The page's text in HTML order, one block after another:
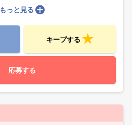
もっと見る
キープする
応募する